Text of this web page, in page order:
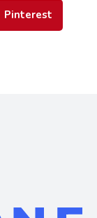
Pinterest